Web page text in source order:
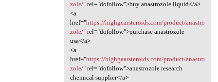
zole/"rel="dofollow">buy anastrozole liquid</a>
<a
href="https://highgearsteroids.com/product/anastro
zole/"rel="dofollow">purchase anastrozole
usa</a>
<a
href="https://highgearsteroids.com/product/anastro
zole/"rel="dofollow">anastrozole research
chemical supplier</a>